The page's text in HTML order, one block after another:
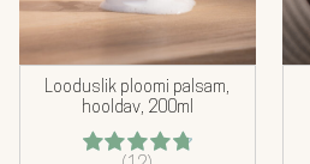
Looduslik ploomi palsam,
hooldav, 200ml